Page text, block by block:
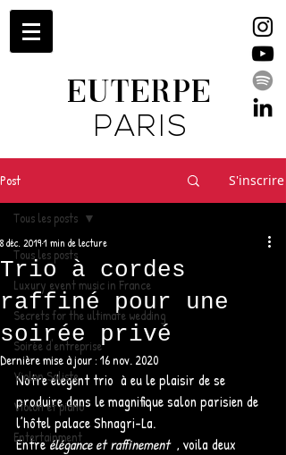
EUTERPE
PARIS
Post S'inscrire
Tous les posts
Luxury event music in France
Secrets for the ultimate wedding
Soirée d'entreprise
Violon Soliste
Violon et piano
Entertainment
Tous les posts
Trio à cordes
raffiné pour une
soirée privé
8 déc. 20191 min de lecture
Dernière mise à jour : 16 nov. 2020
Notre elegent trio  à eu le plaisir de se
produire dans le magnifique salon parisien de
l’hôtel palace Shnagri-La.
Entre élégance et raffinement
  , voila deux